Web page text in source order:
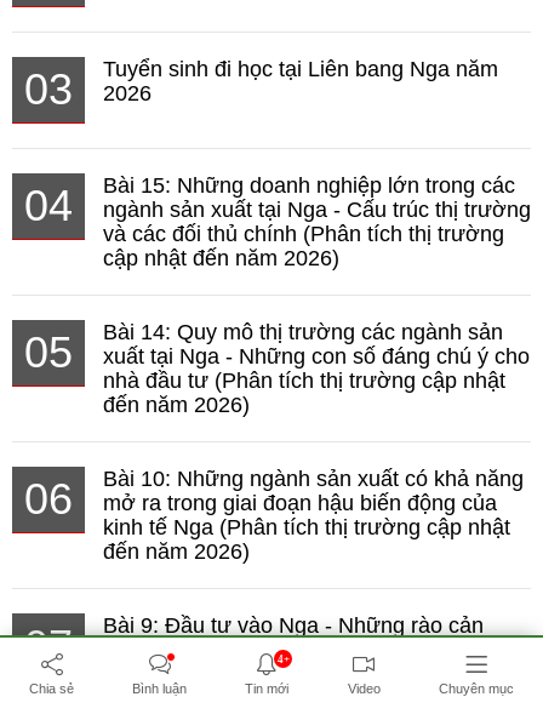
03
Tuyển sinh đi học tại Liên bang Nga năm
2026
04
Bài 15: Những doanh nghiệp lớn trong các
ngành sản xuất tại Nga - Cấu trúc thị trường
và các đối thủ chính (Phân tích thị trường
cập nhật đến năm 2026)
05
Bài 14: Quy mô thị trường các ngành sản
xuất tại Nga - Những con số đáng chú ý cho
nhà đầu tư (Phân tích thị trường cập nhật
đến năm 2026)
06
Bài 10: Những ngành sản xuất có khả năng
mở ra trong giai đoạn hậu biến động của
kinh tế Nga (Phân tích thị trường cập nhật
đến năm 2026)
07
Bài 9: Đầu tư vào Nga - Những rào cản
thực tế mà doanh nghiệp cần tính trước khi
quyết định (Phân tích thị trường cập nhật
đến năm 2026)
Chia sẻ Bình luận
4+
Tin mới Video Chuyên mục